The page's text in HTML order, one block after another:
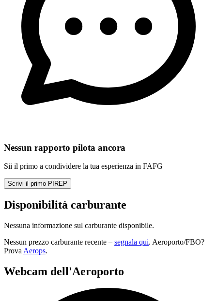
Nessun rapporto pilota ancora
Sii il primo a condividere la tua esperienza in FAFG
Scrivi il primo PIREP
Disponibilità carburante
Nessuna informazione sul carburante disponibile.
Nessun prezzo carburante recente – segnala qui. Aeroporto/FBO?
Prova Aerops.
Webcam dell'Aeroporto